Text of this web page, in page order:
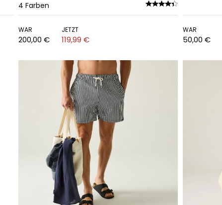
4 Farben
WAR
200,00 €
JETZT
119,99 €
WAR
50,00 €